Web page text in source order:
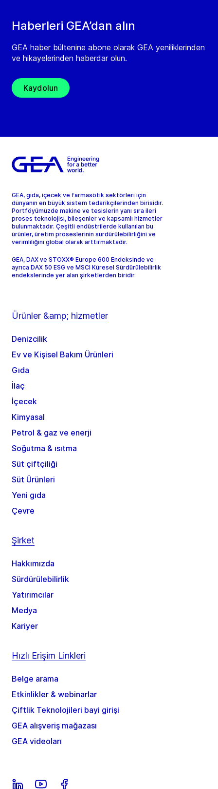
Haberleri GEA’dan alın
GEA haber bültenine abone olarak GEA yeniliklerinden
ve hikayelerinden haberdar olun.
Kaydolun
GEA, gıda, içecek ve farmasötik sektörleri için
dünyanın en büyük sistem tedarikçilerinden birisidir.
Portföyümüzde makine ve tesislerin yanı sıra ileri
proses teknolojisi, bileşenler ve kapsamlı hizmetler
bulunmaktadır. Çeşitli endüstrilerde kullanılan bu
ürünler, üretim proseslerinin sürdürülebilirliğini ve
verimliliğini global olarak arttırmaktadır.
GEA, DAX ve STOXX® Europe 600 Endeksinde ve
ayrıca DAX 50 ESG ve MSCI Küresel Sürdürülebilirlik
endekslerinde yer alan şirketlerden biridir.
Ürünler &amp; hizmetler
Denizcilik
Ev ve Kişisel Bakım Ürünleri
Gıda
İlaç
İçecek
Kimyasal
Petrol & gaz ve enerji
Soğutma & ısıtma
Süt çiftçiliği
Süt Ürünleri
Yeni gıda
Çevre
Şirket
Hakkımızda
Sürdürülebilirlik
Yatırımcılar
Medya
Kariyer
Hızlı Erişim Linkleri
Belge arama
Etkinlikler & webinarlar
Çiftlik Teknolojileri bayi girişi
GEA alışveriş mağazası
GEA videoları